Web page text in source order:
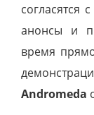
согласятся с
анонсы и
время
Andromeda